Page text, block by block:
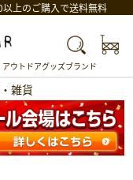
上のご購入で送料無料
Search
ウトドアグッズブランド
雑貨